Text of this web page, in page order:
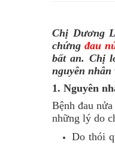
Chị Dương
chứngđau
bất an. Chị
nguyên nhân
1. Nguyên
Bệnh đau
những lý do
Do thói